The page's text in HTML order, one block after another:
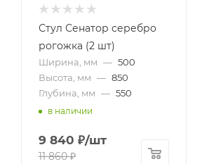
Стул Сенатор серебро
рогожка (2 шт)
Ширина, мм — 500
Высота, мм — 850
Глубина, мм — 550
в наличии
9 840 ₽/шт
11 860₽